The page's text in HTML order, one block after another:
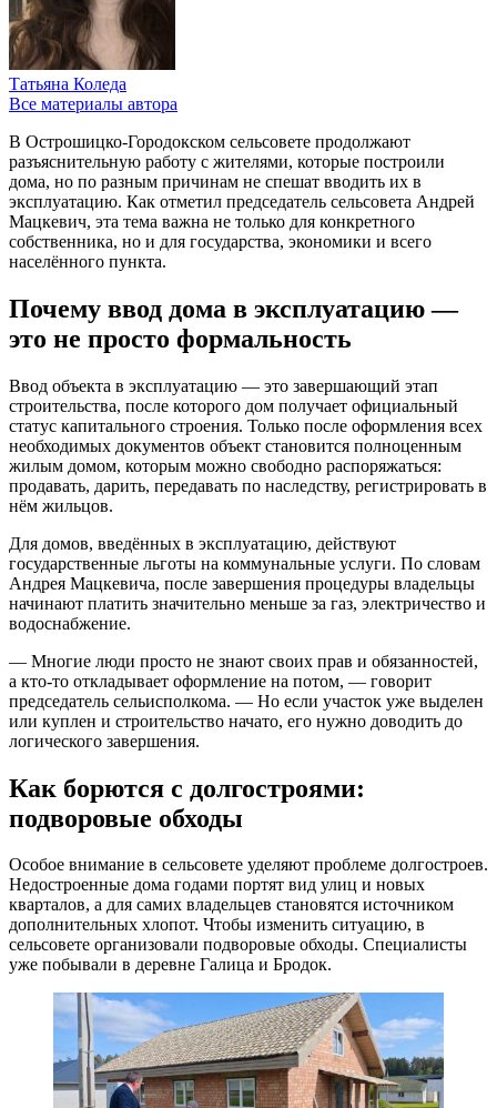
Татьяна Коледа
Все материалы автора
В Острошицко-Городокском сельсовете продолжают
разъяснительную работу с жителями, которые построили
дома, но по разным причинам не спешат вводить их в
эксплуатацию. Как отметил председатель сельсовета Андрей
Мацкевич, эта тема важна не только для конкретного
собственника, но и для государства, экономики и всего
населённого пункта.
Почему ввод дома в эксплуатацию —
это не просто формальность
Ввод объекта в эксплуатацию — это завершающий этап
строительства, после которого дом получает официальный
статус капитального строения. Только после оформления всех
необходимых документов объект становится полноценным
жилым домом, которым можно свободно распоряжаться:
продавать, дарить, передавать по наследству, регистрировать в
нём жильцов.
Для домов, введённых в эксплуатацию, действуют
государственные льготы на коммунальные услуги. По словам
Андрея Мацкевича, после завершения процедуры владельцы
начинают платить значительно меньше за газ, электричество и
водоснабжение.
— Многие люди просто не знают своих прав и обязанностей,
а кто-то откладывает оформление на потом, — говорит
председатель сельисполкома. — Но если участок уже выделен
или куплен и строительство начато, его нужно доводить до
логического завершения.
Как борются с долгостроями:
подворовые обходы
Особое внимание в сельсовете уделяют проблеме долгостроев.
Недостроенные дома годами портят вид улиц и новых
кварталов, а для самих владельцев становятся источником
дополнительных хлопот. Чтобы изменить ситуацию, в
сельсовете организовали подворовые обходы. Специалисты
уже побывали в деревне Галица и Бродок.